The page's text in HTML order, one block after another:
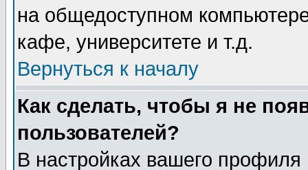
на общедоступном
кафе, университете и т.д.
Вернуться к началу
Как сделать, чтобы я не
пользователей?
В настройках вашего